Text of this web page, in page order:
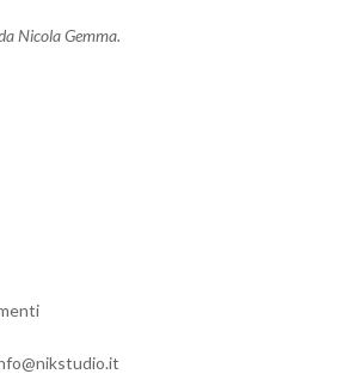
Nicola Gemma.